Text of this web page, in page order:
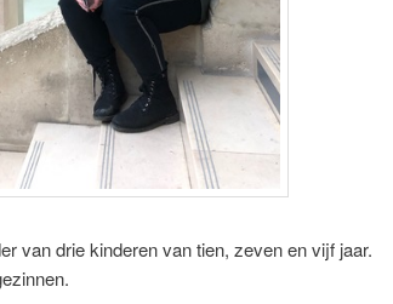
van drie kinderen van tien, zeven en vijf jaar.